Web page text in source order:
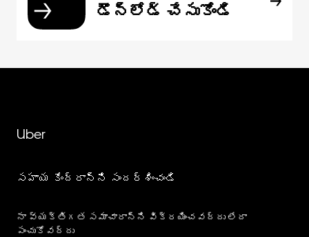
డౌన్‌లోడ్ చేసుకోండి
Uber
సహాయ కేంద్రాన్ని సందర్శించండి
నా వ్యక్తిగత సమాచారాన్ని విక్రయించవద్దు లేదా
పంచుకోవద్దు